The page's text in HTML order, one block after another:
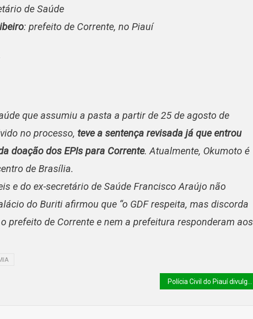
de Saúde
: prefeito de Corrente, no Piauí
que assumiu a pasta a partir de 25 de agosto de
no processo, teve a sentença revisada já que entrou
doação dos EPIs para Corrente. Atualmente, Okumoto é
de Brasília.
e do ex-secretário de Saúde Francisco Araújo não
do Buriti afirmou que “o GDF respeita, mas discorda
prefeito de Corrente e nem a prefeitura responderam aos